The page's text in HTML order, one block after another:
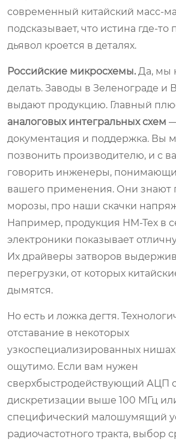
современный китайский масс-
подсказывает, что истина где-то
дьявол кроется в деталях.
Российские микросхемы. Да, мы
делать. Заводы в Зеленограде и
выдают продукцию. Главный
аналоговых интегральных схем
документация и поддержка. Вы
позвонить производителю, и с
говорить инженеры,
вашего применения. Они знают
морозы, про наши скачки
Например, продукция НМ-Тех в
электроники показывает
Их драйверы затворов
перегрузки, от которых
дымятся.
Но есть и ложка дегтя.
отставание в некоторых
узкоспециализированных
ощутимо. Если вам нужен
сверхбыстродействующий АЦП с
дискретизации выше 100 МГц
специфический малошумящий
радиочастотного тракта, выбор